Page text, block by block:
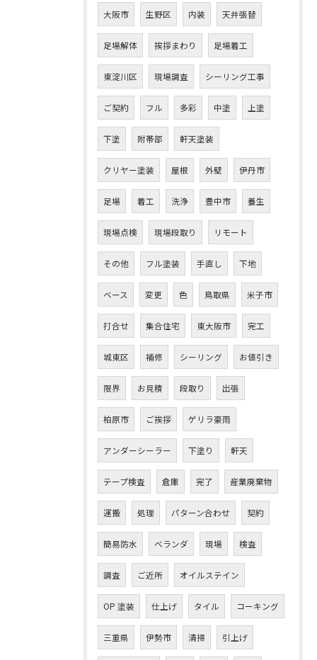
大阪市 生野区 内装 天井張替
足場解体 挨拶まわり 足場着工
東淀川区 現場調査 シーリング工事
ご契約 フル 多彩 中塗 上塗
下塗 附帯部 軒天塗装
クリヤー塗装 屋根 外壁 伊丹市
足場 着工 洗浄 豊中市 養生
現場点検 現場段取り リモート
その他 フル塗装 手直し 下地
ベース 変更 色 鳥取県 米子市
打合せ 集合住宅 東大阪市 完工
城東区 補修 シーリング お値引き
限界 お見積 段取り 出張
柏原市 ご挨拶 ゲリラ豪雨
アンダーシーラー 下塗り 軒天
テープ検査 倉庫 完了 産業廃棄物
運搬 処理 パターン合わせ 契約
簡易防水 ベランダ 現場 検査
調査 ご近所 オイルステイン
OP 塗装 仕上げ タイル コーキング
三重県 伊勢市 清掃 引上げ